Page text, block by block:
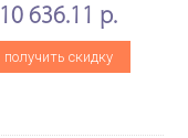
10 636.11 р.
получить скидку